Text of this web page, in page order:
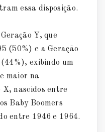
essa disposição.
Y, que
(50%) e a Geração
exibindo um
maior na
X, nascidos entre
Baby Boomers
entre 1946 e 1964.